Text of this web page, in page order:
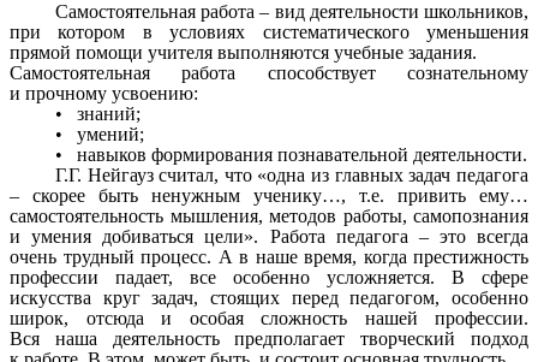
Самостоятельная работа – вид деятельности школьников,
при котором в условиях систематического уменьшения
прямой помощи учителя выполняются учебные задания.
Самостоятельная работа способствует сознательному
и прочному усвоению:
• знаний;
• умений;
• навыков формирования познавательной деятельности.
Г.Г. Нейгауз считал, что «одна из главных задач педагога
– скорее быть ненужным ученику…, т.е. привить ему…
самостоятельность мышления, методов работы, самопознания
и умения добиваться цели». Работа педагога – это всегда
очень трудный процесс. А в наше время, когда престижность
профессии падает, все особенно усложняется. В сфере
искусства круг задач, стоящих перед педагогом, особенно
широк, отсюда и особая сложность нашей профессии.
Вся наша деятельность предполагает творческий подход